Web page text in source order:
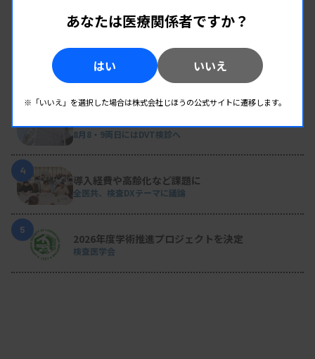
チーム医療の中で信頼される技師
変わり続ける検査の現場 #32 山形済生病院
生理検査のパニック値、報告体制を再構築 “伝え
た後”まで確認
8月8・9両日にはDVT検診へ
4
導入経費や高齢化など課題に
全医共、検査DXテーマに議論
5
2026年度学術推進プロジェクトを決定
検査医学会
あなたは医療関係者ですか？
はい いいえ
※「いいえ」を選択した場合は株式会社じほうの公式サイトに遷移します。